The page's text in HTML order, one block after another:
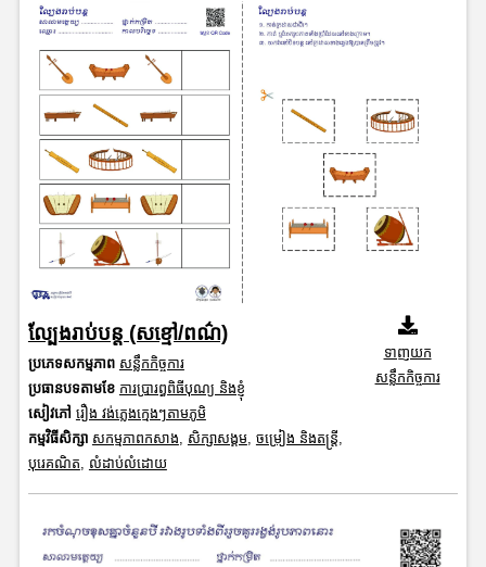
ល្បែងរាប់បន្ត (សខ្មៅ/ពណ៌)
ប្រភេទសកម្មភាព សន្លឹកកិច្ចការ
ប្រធានបទតាមខែ ការប្រារព្ធពិធីបុណ្យ និងខ្ញុំ
សៀវភៅ រឿង វង់ភ្លេងក្មេងៗតាមភូមិ
កម្មវិធីសិក្សា សកម្មភាពកសាង, សិក្សាសង្គម, ចម្រៀង និងតន្ត្រី,
បុរេគណិត, លំដាប់លំដោយ
ទាញយក
សន្លឹកកិច្ចការ